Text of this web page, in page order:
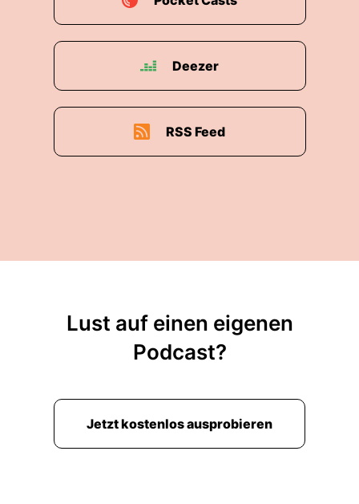
Deezer
RSS Feed
Lust auf einen eigenen
Podcast?
Jetzt kostenlos ausprobieren